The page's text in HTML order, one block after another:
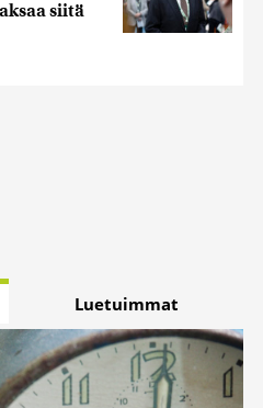
siitä
Luetuimmat